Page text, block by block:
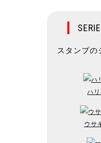
スタンプの
ハ
ウサ